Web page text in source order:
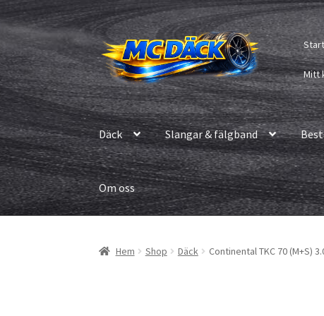
Hoppa
till
navigering
Hoppa
till
innehåll
Mitt
Däck Slangar & fälgband
Om oss
Hem Shop Däck Continental TKC 70 (M+S)